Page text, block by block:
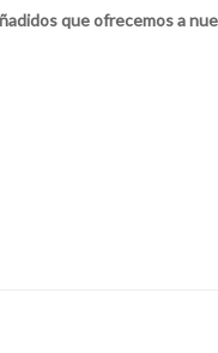
que ofrecemos a